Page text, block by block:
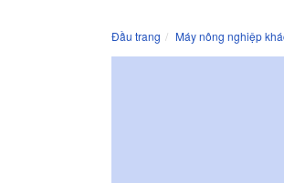
Đầu trang Máy nông nghiệp